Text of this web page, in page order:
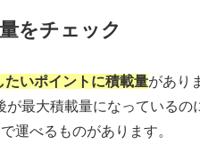
をチェック
たいポイントに積載量があり
最大積載量になっている
運べるものがあります。